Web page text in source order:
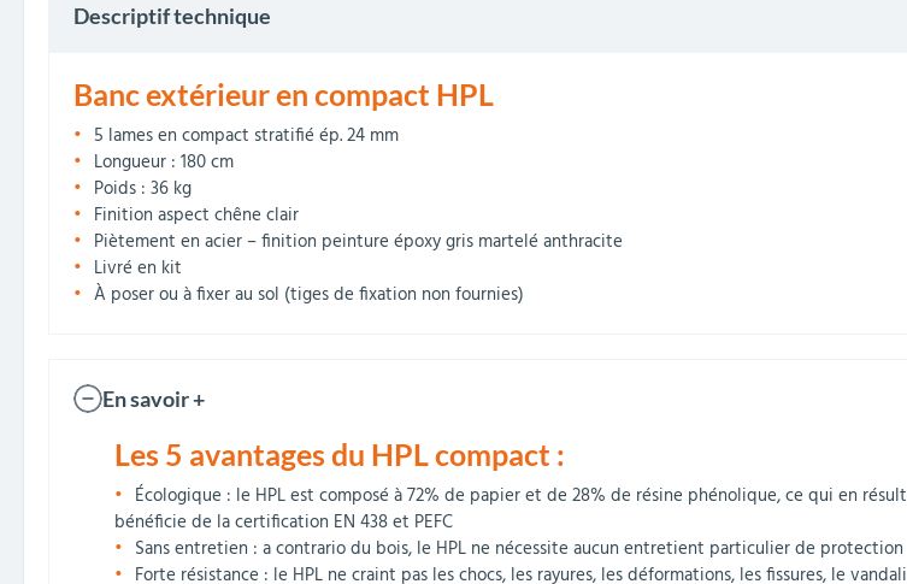
Descriptif technique
Banc extérieur en compact HPL
5 lames en compact stratifié ép. 24 mm
Longueur : 180 cm
Poids : 36 kg
Finition aspect chêne clair
Piètement en acier – finition peinture époxy gris martelé anthracite
Livré en kit
À poser ou à fixer au sol (tiges de fixation non fournies)
En savoir +
Les 5 avantages du HPL compact :
Écologique : le HPL est composé à 72% de papier et de 28% de résine phénolique, ce qui en
bénéficie de la certification EN 438 et PEFC
Sans entretien : a contrario du bois, le HPL ne nécessite aucun entretient particulier de protection
Forte résistance : le HPL ne craint pas les chocs, les rayures, les déformations, les fissures, le